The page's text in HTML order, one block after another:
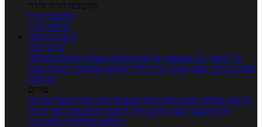
מחשבוני הריון ולידה
מחשבון הריון
מחשבון ביוץ
כתבות כתבות
ערוצי תוכן
איך להכין בית ומשפחה בריאות מחלות ובעיות רפואה משלימה
ספורט וכושר גופני נשים, הריון ולידה טיפים והמלצות חדשות אוכל
ובריאות
טורים
בריאות בצלחת טעים ללא גלוטן טבעונות לבריאות לבשל כמו שף
תזונה לבטן רגועה מרזים ללא דיאטה מזיזים את הגוף הרזיה
ורפואה משלימה גורמה ביתי